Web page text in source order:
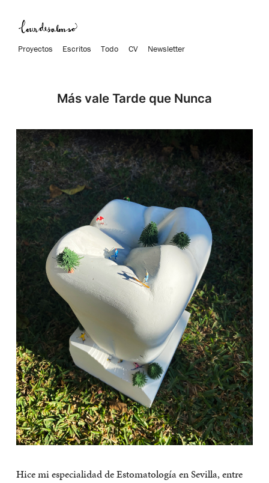
Proyectos Escritos Todo CV Newsletter
Más vale Tarde que Nunca
Hice mi especialidad de Estomatología en Sevilla, entre